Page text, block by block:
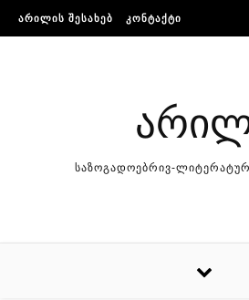
Skip to content
ᲐᲠᲘᲚᲘᲡ ᲨᲔᲡᲐᲮᲔᲑ ᲙᲝᲜᲢᲐᲥᲢᲘ
საზოგადოებრივ-